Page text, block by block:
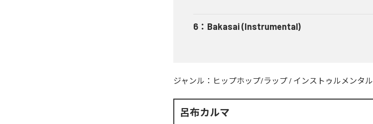
6 ： Bakasai (Instrumental)
ジャンル： ヒップホップ/ラップ / インストゥルメンタル
呂布カルマ